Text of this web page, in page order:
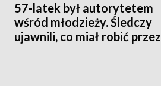
57-latek był autorytetem
wśród młodzieży. Śledczy
ujawnili, co miał robić przez